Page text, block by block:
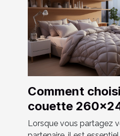
Comment
couette
couple ?
Lorsque vous partagez